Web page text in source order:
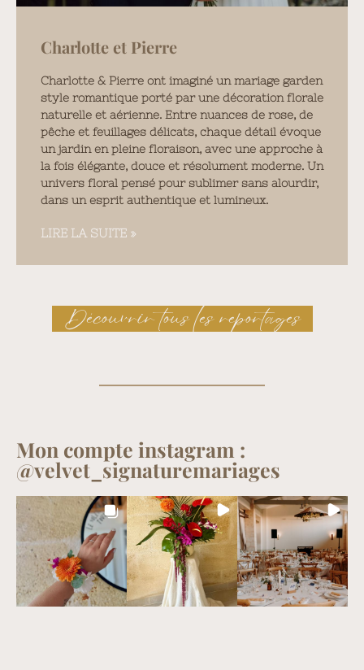
Charlotte et Pierre
Charlotte & Pierre ont imaginé un mariage garden
style romantique porté par une décoration florale
naturelle et aérienne. Entre nuances de rose, de
pêche et feuillages délicats, chaque détail évoque
un jardin en pleine floraison, avec une approche à
la fois élégante, douce et résolument moderne. Un
univers floral pensé pour sublimer sans alourdir,
dans un esprit authentique et lumineux.
LIRE LA SUITE »
Découvrir tous les reportages
Mon compte instagram :
@velvet_signaturemariages